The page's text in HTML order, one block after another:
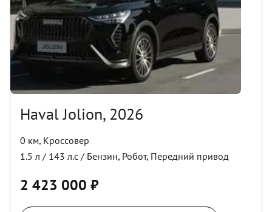
Haval Jolion, 2026
0 км, Кроссовер
1.5 л / 143 л.с / Бензин, Робот, Передний привод
2 423 000 ₽